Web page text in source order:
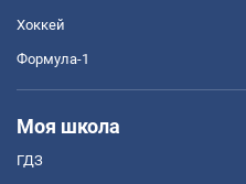
Хоккей
Формула-1
Моя школа
ГДЗ